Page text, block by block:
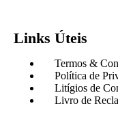
Links Úteis
Termos &
Política de
Litígios de
Livro de